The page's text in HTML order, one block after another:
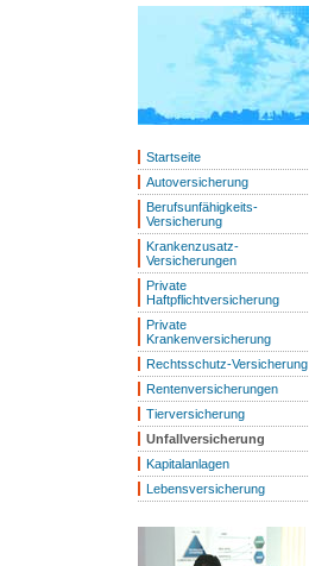
Startseite
Autoversicherung
Berufsunfähigkeits-
Versicherung
Krankenzusatz-
Versicherungen
Private
Haftpflichtversicherung
Private
Krankenversicherung
Rechtsschutz-Versicherung
Rentenversicherungen
Tierversicherung
Unfallversicherung
Kapitalanlagen
Lebensversicherung